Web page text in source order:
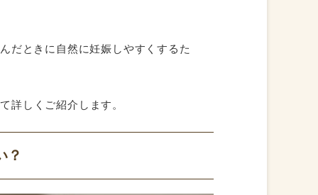
だときに自然に妊娠しやすくするた
詳しくご紹介します。
？